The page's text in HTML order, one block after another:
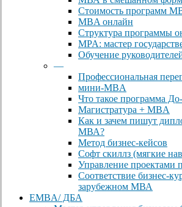
Стоимость программ
MBA онлайн
Cтруктура программы
MPA: мастер
Обучение
—
Профессиональная
мини-MBA
Что такое программа
Магистратура + MBA
Как и зачем пишут
МВА?
Метод бизнес-кейсов
Софт скиллз (мягкие
Управление проектами
Соответствие бизнес-
зарубежном МВА
EMBA/ ДБA